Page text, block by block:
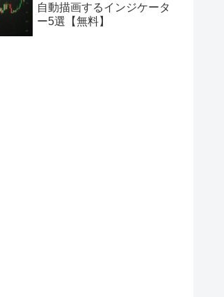
自動描画するインジケータ
ー5選【無料】